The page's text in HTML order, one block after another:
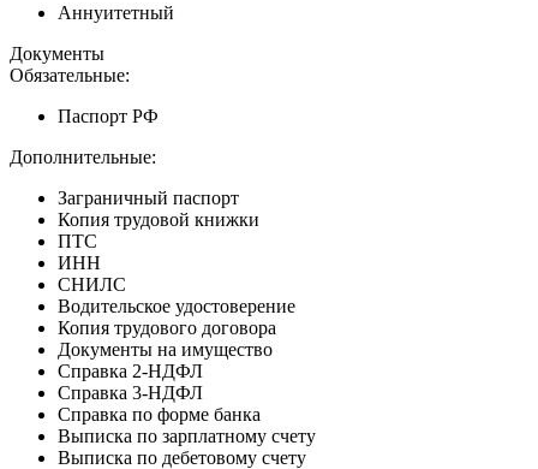
Аннуитетный
Документы
Обязательные:
Паспорт РФ
Дополнительные:
Заграничный паспорт
Копия трудовой книжки
ПТС
ИНН
СНИЛС
Водительское удостоверение
Копия трудового договора
Документы на имущество
Справка 2-НДФЛ
Справка 3-НДФЛ
Справка по форме банка
Выписка по зарплатному счету
Выписка по дебетовому счету